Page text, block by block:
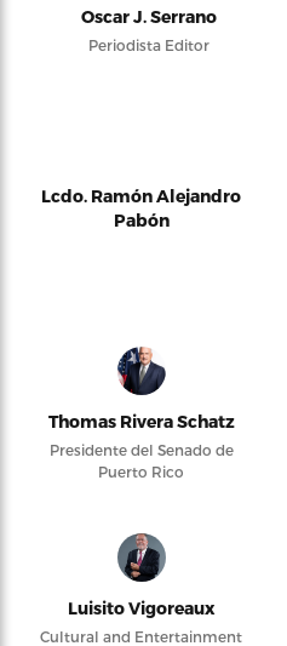
Oscar J. Serrano
Periodista Editor
Lcdo. Ramón Alejandro
Pabón
Thomas Rivera Schatz
Presidente del Senado de
Puerto Rico
Luisito Vigoreaux
Cultural and Entertainment